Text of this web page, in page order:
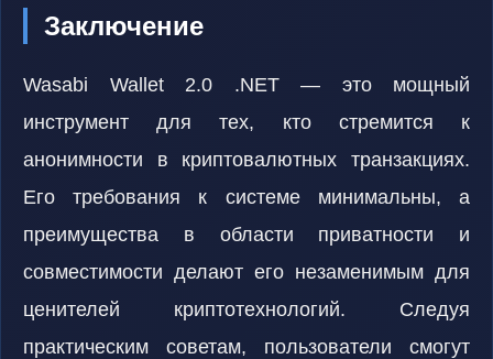
Заключение
Wasabi Wallet 2.0 .NET — это мощный
инструмент для тех, кто стремится к
анонимности в криптовалютных транзакциях.
Его требования к системе минимальны, а
преимущества в области приватности и
совместимости делают его незаменимым для
ценителей криптотехнологий. Следуя
практическим советам, пользователи смогут